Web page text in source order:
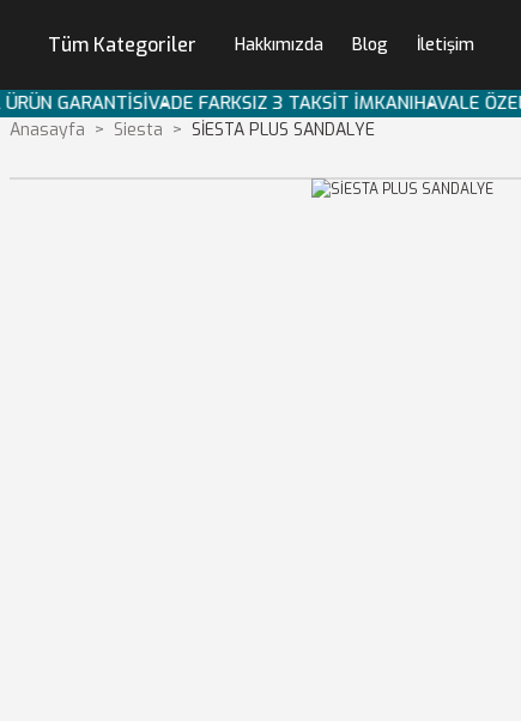
Tüm Kategoriler Hakkımızda Blog İletişim
ÜRÜN GARANTİSİVADE FARKSIZ 3 TAKSİT İMKANIHAVALE
Anasayfa Siesta SİESTA PLUS SANDALYE